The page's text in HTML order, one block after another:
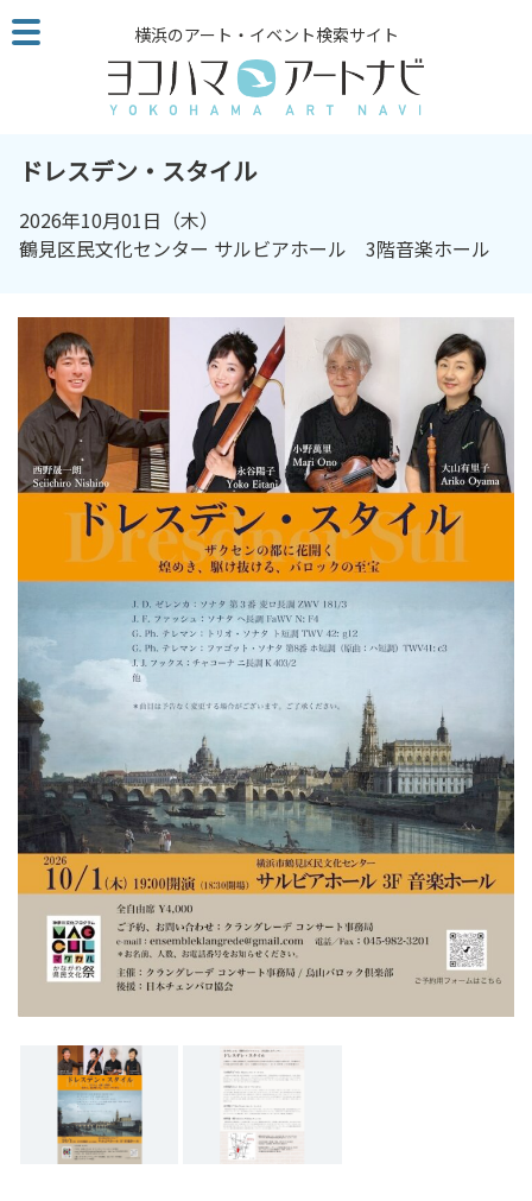
こ
の
ー
ジ
へ
の
ク
ッ
プ
記
事
本
体
ス
横浜のアート・イベント検索サイト
ドレスデン・スタイル
2026年10月01日（木）
鶴見区民文化センター サルビアホール 3階音楽ホール